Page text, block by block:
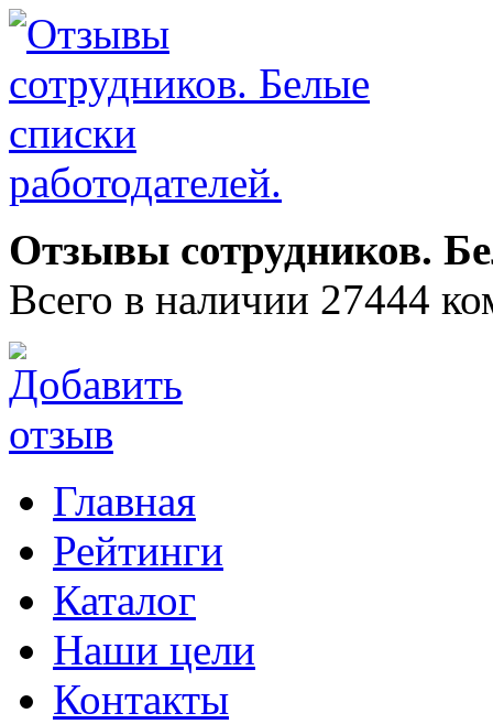
Отзывы сотрудников.
Всего в наличии 27444
Главная
Рейтинги
Каталог
Наши цели
Контакты